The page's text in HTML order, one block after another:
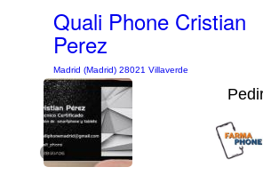
Quali Phone Cristian
Perez
Madrid (Madrid) 28021 Villaverde
1/7